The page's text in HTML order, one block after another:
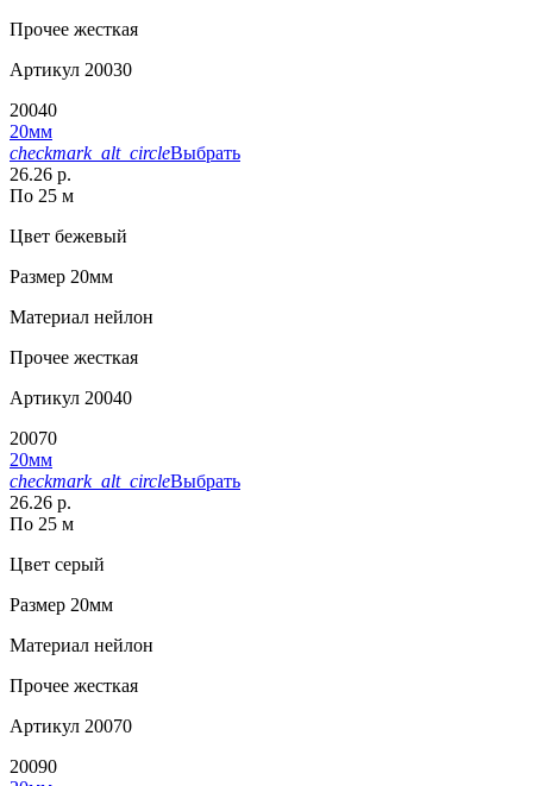
Прочее жесткая
Артикул 20030
20040
20мм
checkmark_alt_circleВыбрать
26.26 р.
По 25 м
Цвет бежевый
Размер 20мм
Материал нейлон
Прочее жесткая
Артикул 20040
20070
20мм
checkmark_alt_circleВыбрать
26.26 р.
По 25 м
Цвет серый
Размер 20мм
Материал нейлон
Прочее жесткая
Артикул 20070
20090